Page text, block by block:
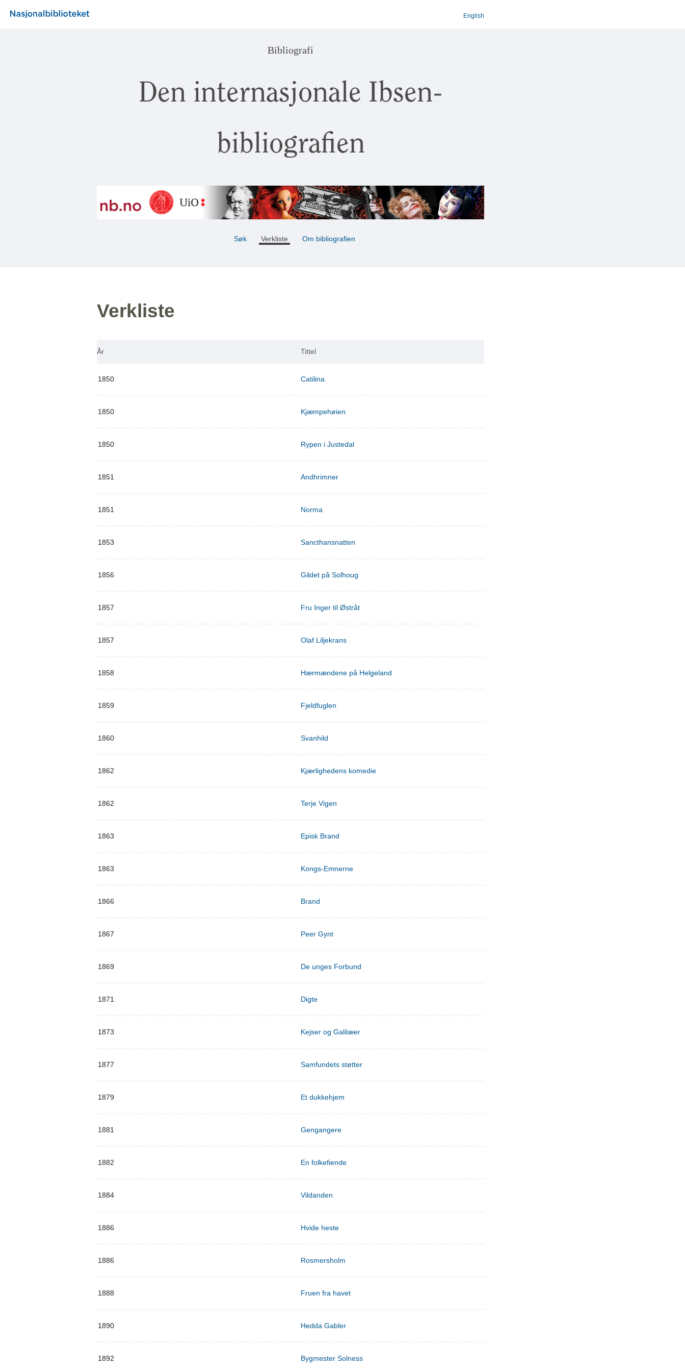
English
Bibliografi
Den internasjonale Ibsen-
bibliografien
Søk Verkliste Om bibliografien
Verkliste
År Tittel
1850 Catilina
1850 Kjæmpehøien
1850 Rypen i Justedal
1851 Andhrimner
1851 Norma
1853 Sancthansnatten
1856 Gildet på Solhoug
1857 Fru Inger til Østråt
1857 Olaf Liljekrans
1858 Hærmændene på Helgeland
1859 Fjeldfuglen
1860 Svanhild
1862 Kjærlighedens komedie
1862 Terje Vigen
1863 Episk Brand
1863 Kongs-Emnerne
1866 Brand
1867 Peer Gynt
1869 De unges Forbund
1871 Digte
1873 Kejser og Galilæer
1877 Samfundets støtter
1879 Et dukkehjem
1881 Gengangere
1882 En folkefiende
1884 Vildanden
1886 Hvide heste
1886 Rosmersholm
1888 Fruen fra havet
1890 Hedda Gabler
1892 Bygmester Solness